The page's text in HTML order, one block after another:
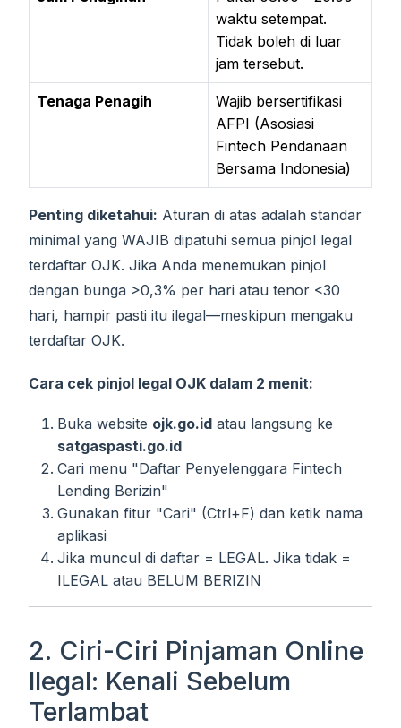
waktu setempat.
Tidak boleh di luar
jam tersebut.
Tenaga Penagih
Wajib bersertifikasi
AFPI (Asosiasi
Fintech Pendanaan
Bersama Indonesia)
Penting diketahui: Aturan di atas adalah standar
minimal yang WAJIB dipatuhi semua pinjol legal
terdaftar OJK. Jika Anda menemukan pinjol
dengan bunga >0,3% per hari atau tenor <30
hari, hampir pasti itu ilegal—meskipun mengaku
terdaftar OJK.
Cara cek pinjol legal OJK dalam 2 menit:
Buka website ojk.go.id atau langsung ke
satgaspasti.go.id
Cari menu "Daftar Penyelenggara Fintech
Lending Berizin"
Gunakan fitur "Cari" (Ctrl+F) dan ketik nama
aplikasi
Jika muncul di daftar = LEGAL. Jika tidak =
ILEGAL atau BELUM BERIZIN
2. Ciri-Ciri Pinjaman Online
Ilegal: Kenali Sebelum
Terlambat